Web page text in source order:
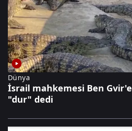
Dünya
İsrail mahkemesi Ben Gvir'e
"dur" dedi